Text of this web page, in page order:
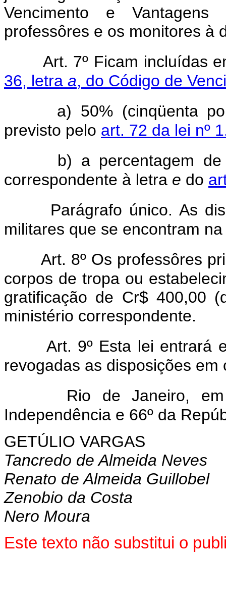
Vencimento e
professôres e os monitores à
Art. 7º Ficam incluídas
36, letra a, do Código de
a) 50% (cinqüenta
previsto pelo art. 72 da lei nº
b) a percentagem
correspondente à letra e do
Parágrafo único. As
militares que se encontram
Art. 8º Os professôres
corpos de tropa ou
gratificação de Cr$ 400,00
ministério correspondente.
Art. 9º Esta lei entrará
revogadas as disposições em
Rio de Janeiro,
Independência e 66º da
GETÚLIO VARGAS
Tancredo de Almeida Neves
Renato de Almeida Guillobel
Zenobio da Costa
Nero Moura
Este texto não substitui o